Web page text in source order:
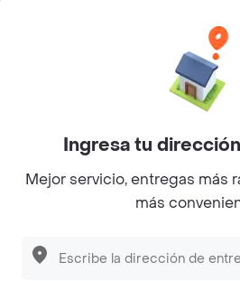
Sobre Rappi
©2026Rappi Inc. All
Ingresa tu
Mejor servicio, entregas más
más